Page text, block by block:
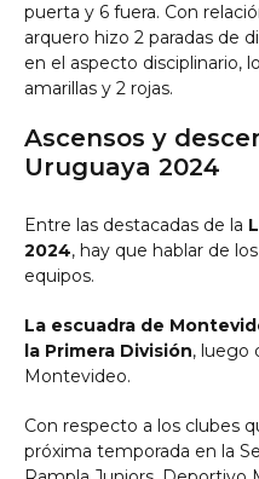
puerta y 6 fuera. Con
arquero hizo 2 paradas de
en el aspecto disciplinario,
amarillas y 2 rojas.
Ascensos y
Uruguaya 2024
Entre las destacadas de la
2024, hay que hablar de
equipos.
La escuadra de
la Primera División, luego
Montevideo.
Con respecto a los clubes
próxima temporada en la